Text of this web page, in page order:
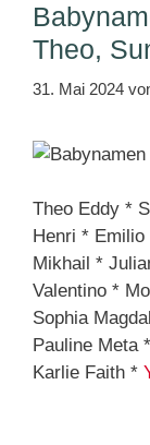
Theo,
31. Mai 2024
Theo Eddy *
Henri * Emilio
Mikhail *
Valentino *
Sophia
Pauline Meta *
Karlie Faith *